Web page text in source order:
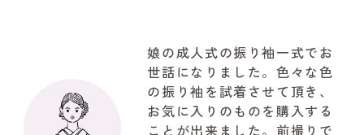
娘の成人式の振り袖一式でお
世話になりました。色々な色
の振り袖を試着させて頂き、
お気に入りのものを購入する
ことが出来ました。前撮りで